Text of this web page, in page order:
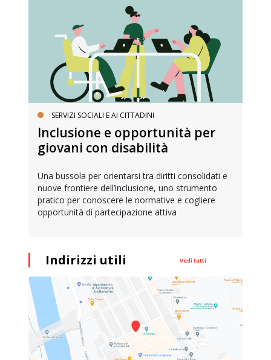
SERVIZI SOCIALI E AI CITTADINI
Inclusione e opportunità per
giovani con disabilità
Una bussola per orientarsi tra diritti consolidati e
nuove frontiere dell’inclusione, uno strumento
pratico per conoscere le normative e cogliere
opportunità di partecipazione attiva
Indirizzi utili Vedi tutti